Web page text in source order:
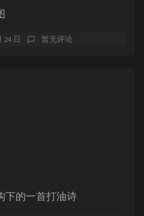
24 日 暂无评论
下的一首打油诗